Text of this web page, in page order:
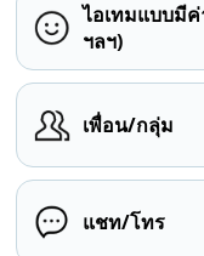
ไอเทมแบบมีค่
ฯลฯ)
เพื่อน/กลุ่ม
แชท/โทร